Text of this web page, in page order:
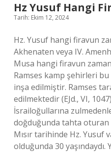
Hz Yusuf Hangi
Tarih: Ekim 12, 2024
Hz. Yusuf hangi firavun
Akhenaten veya IV.
Musa hangi firavun
Ramses kamp şehirleri
inşa edilmiştir. Ramses
edilmektedir (EJd., VI,
İsrailoğullarına
doğduğunda tahta oturan
Mısır tarihinde Hz. Yusuf
olduğunda 30